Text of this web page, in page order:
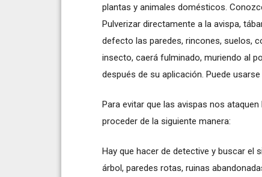
plantas y animales domésticos.
Pulverizar directamente a la avispa,
defecto las paredes, rincones, suelos,
insecto, caerá fulminado, muriendo al
después de su aplicación. Puede
Para evitar que las avispas nos
proceder de la siguiente manera:
Hay que hacer de detective y buscar el
árbol, paredes rotas, ruinas